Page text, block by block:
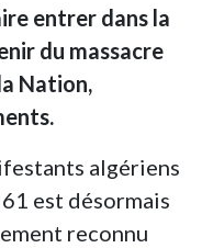
entrer dans la
du massacre
Nation,
algériens
est désormais
reconnu